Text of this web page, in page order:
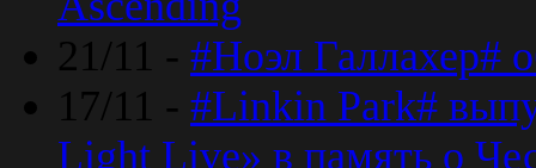
21/11 - #Ноэл Галлахер#
17/11 - #Linkin Park#
Light Live» в память о